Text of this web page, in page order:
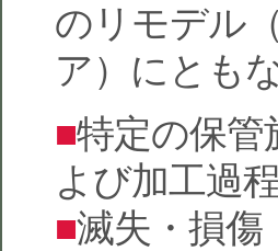
のリモデル
ア）にとも
■特定の保管
よび加工過
■滅失・損傷